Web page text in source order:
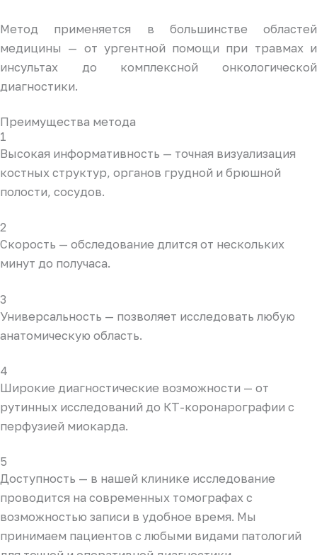
Метод применяется в большинстве областей
медицины — от ургентной помощи при травмах и
инсультах до комплексной онкологической
диагностики.
Преимущества метода
1
Высокая информативность — точная визуализация
костных структур, органов грудной и брюшной
полости, сосудов.
2
Скорость — обследование длится от нескольких
минут до получаса.
3
Универсальность — позволяет исследовать любую
анатомическую область.
4
Широкие диагностические возможности — от
рутинных исследований до КТ-коронарографии с
перфузией миокарда.
5
Доступность — в нашей клинике исследование
проводится на современных томографах с
возможностью записи в удобное время. Мы
принимаем пациентов с любыми видами патологий